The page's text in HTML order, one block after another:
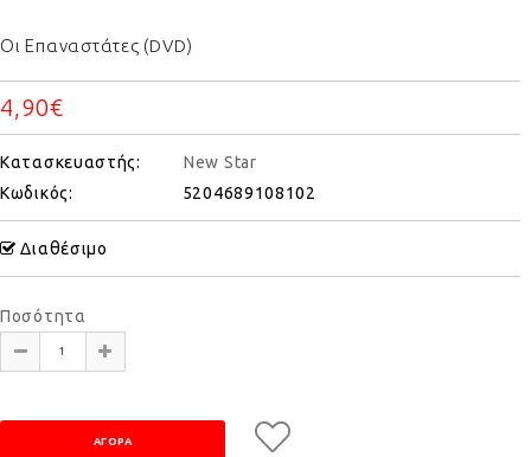
Οι Επαναστάτες (DVD)
4,90€
Κατασκευαστής:
New Star
Κωδικός:
5204689108102
Διαθέσιμο
Ποσότητα